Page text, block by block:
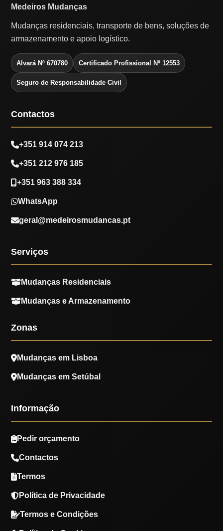
Medeiros Mudanças
Mudanças residenciais, transporte de bens, soluções de
armazenamento e apoio logístico.
Alvará Nº 670780 Certificado Profissional Nº 12553
Seguro de Responsabilidade Civil
Contactos
+351 914 074 213
+351 212 976 185
+351 963 388 334
WhatsApp
geral@medeirosmudancas.pt
Serviços
Mudanças Residenciais
Mudanças e Armazenamento
Zonas
Mudanças em Lisboa
Mudanças em Setúbal
Informação
Pedir orçamento
Contactos
Termos
Política de Privacidade
Termos e Condições